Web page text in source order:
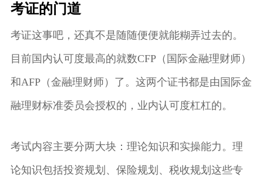
考证的门道
考证这事吧，还真不是随随便便就能糊弄过去的。
目前国内认可度最高的就数CFP（国际金融理财师）
和AFP（金融理财师）了。这两个证书都是由国际金
融理财标准委员会授权的，业内认可度杠杠的。
考试内容主要分两大块：理论知识和实操能力。理
论知识包括投资规划、保险规划、税收规划这些专